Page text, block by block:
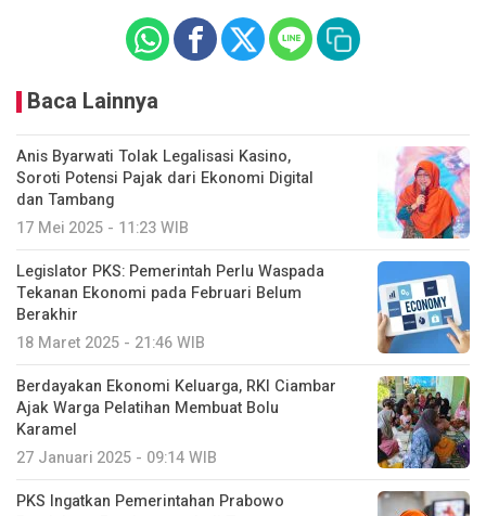
Baca Lainnya
Anis Byarwati Tolak Legalisasi Kasino,
Soroti Potensi Pajak dari Ekonomi Digital
dan Tambang
17 Mei 2025 - 11:23 WIB
Legislator PKS: Pemerintah Perlu Waspada
Tekanan Ekonomi pada Februari Belum
Berakhir
18 Maret 2025 - 21:46 WIB
Berdayakan Ekonomi Keluarga, RKI Ciambar
Ajak Warga Pelatihan Membuat Bolu
Karamel
27 Januari 2025 - 09:14 WIB
PKS Ingatkan Pemerintahan Prabowo